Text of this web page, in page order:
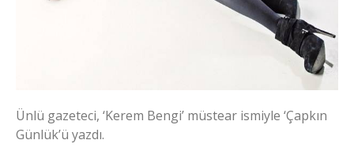
Ünlü gazeteci, ‘Kerem Bengi’ müstear ismiyle ‘Çapkın
Günlük’ü yazdı.